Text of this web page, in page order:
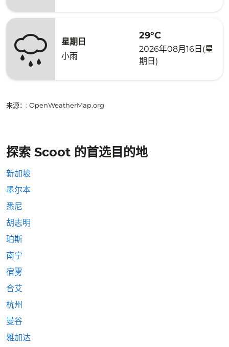
星期日
小雨
29°C
2026年08月16日(星
期日)
来源： : OpenWeatherMap.org
探索 Scoot 的首选目的地
新加坡
墨尔本
悉尼
胡志明
珀斯
南宁
宿雾
合艾
杭州
曼谷
雅加达